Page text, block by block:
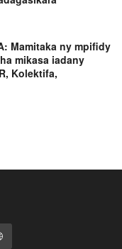
Mamitaka ny mpifidy
mikasa iadany
Kolektifa,